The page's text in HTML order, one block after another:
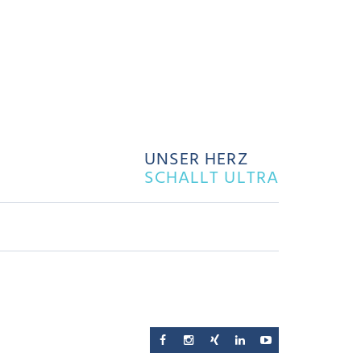
UNSER HERZ
SCHALLT ULTRA